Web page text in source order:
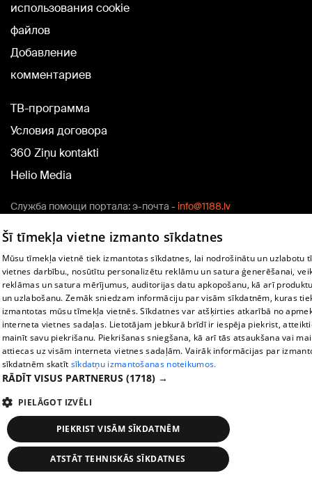
использования cookie
файлов
Добавление
комментариев
TВ-программа
Условия договора
360 Ziņu kontakti
Helio Media
Служба помощи портала: э-почта - info@1188.lv
Copyright © 2004-2026 SIA HELIO MEDIA.
All rights reserved.
Новости Искать 1188 play
Šī tīmekļa vietne izmanto sīkdatnes
Mūsu tīmekļa vietnē tiek izmantotas sīkdatnes, lai nodrošinātu un uzlabotu
vietnes darbību., nosūtītu personalizētu reklāmu un satura ģenerēšanai,
reklāmas un satura mērījumus, auditorijas datu apkopošanu, kā arī
un uzlabošanu. Zemāk sniedzam informāciju par visām sīkdatnēm, kuras
izmantotas mūsu tīmekļa vietnēs. Sīkdatnes var atšķirties atkarībā no
interneta vietnes sadaļas. Lietotājam jebkurā brīdī ir iespēja piekrist,
mainīt savu piekrišanu. Piekrišanas sniegšana, kā arī tās atsaukšana vai
attiecas uz visām interneta vietnes sadaļām. Vairāk informācijas par
sīkdatnēm skatīt sīkdatņu izmantošanas noteikumos.
RĀDĪT VISUS PARTNERUS (1718) →
PIELĀGOT IZVĒLI
PIEKRIST VISĀM SĪKDATNĒM
ATSTĀT TEHNISKĀS SĪKDATNES